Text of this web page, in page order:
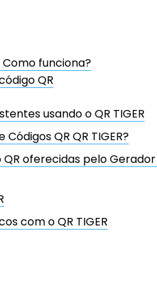
Como funciona?
QR
usando o QR TIGER
QR QR TIGER?
oferecidas pelo Gerador
com o QR TIGER